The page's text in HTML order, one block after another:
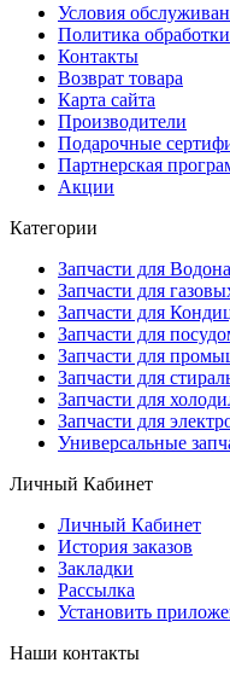
Условия
Политика обработки
Контакты
Возврат товара
Карта сайта
Производители
Подарочные
Партнерская
Акции
Категории
Запчасти для
Запчасти для
Запчасти для
Запчасти для
Запчасти для
Запчасти для
Запчасти для
Запчасти для
Универсальные
Личный Кабинет
Личный Кабинет
История заказов
Закладки
Рассылка
Установить
Наши контакты